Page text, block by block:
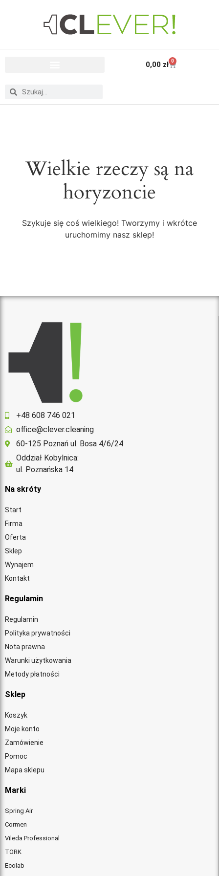
0,00 zł 0
Wielkie rzeczy są na
horyzoncie
Szykuje się coś wielkiego! Tworzymy i wkrótce
uruchomimy nasz sklep!
+48 608 746 021
office@clever.cleaning
60-125 Poznań ul. Bosa 4/6/24
Oddział Kobylnica:
ul. Poznańska 14
Na skróty
Start
Firma
Oferta
Sklep
Wynajem
Kontakt
Regulamin
Regulamin
Polityka prywatności
Nota prawna
Warunki użytkowania
Metody płatności
Sklep
Koszyk
Moje konto
Zamówienie
Pomoc
Mapa sklepu
Marki
Spring Air
Cormen
Vileda Professional
TORK
Ecolab